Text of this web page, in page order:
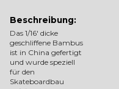
Beschreibung:
Das 1/16' dicke
geschliffene Bambus
ist in China gefertigt
und wurde speziell
für den
Skateboardbau